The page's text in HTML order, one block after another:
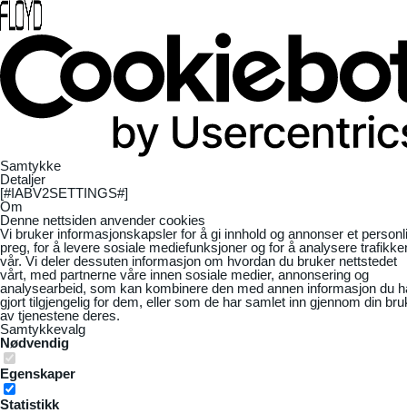
Samtykke
Detaljer
[#IABV2SETTINGS#]
Om
Denne nettsiden anvender cookies
Vi bruker informasjonskapsler for å gi innhold og annonser et
preg, for å levere sosiale mediefunksjoner og for å analysere
vår. Vi deler dessuten informasjon om hvordan du bruker nettstedet
vårt, med partnerne våre innen sosiale medier, annonsering og
analysearbeid, som kan kombinere den med annen informasjon du
gjort tilgjengelig for dem, eller som de har samlet inn gjennom din
av tjenestene deres.
Samtykkevalg
Nødvendig
Egenskaper
Statistikk